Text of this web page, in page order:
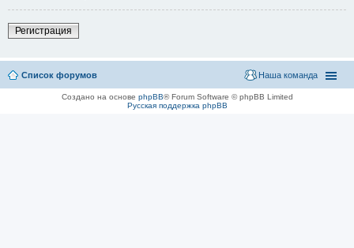
Регистрация
Список форумов Наша команда
Создано на основе phpBB® Forum Software © phpBB Limited
Русская поддержка phpBB